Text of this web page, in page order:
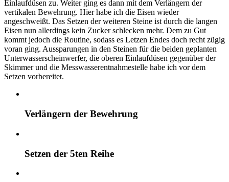
Einlaufdüsen zu. Weiter ging es dann mit dem Verlängern der
vertikalen Bewehrung. Hier habe ich die Eisen wieder
angeschweißt. Das Setzen der weiteren Steine ist durch die langen
Eisen nun allerdings kein Zucker schlecken mehr. Dem zu Gut
kommt jedoch die Routine, sodass es Letzen Endes doch recht zügig
voran ging. Aussparungen in den Steinen für die beiden geplanten
Unterwasserscheinwerfer, die oberen Einlaufdüsen gegenüber der
Skimmer und die Messwasserentnahmestelle habe ich vor dem
Setzen vorbereitet.
Verlängern der Bewehrung
Setzen der 5ten Reihe